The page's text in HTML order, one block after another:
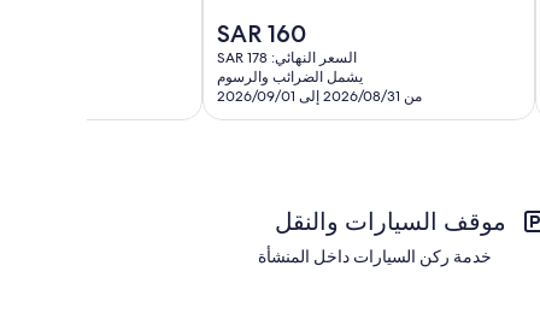
السعر
الحالي
هو
SAR
160
SAR 160
السعر النهائي: SAR 178
يشمل الضرائب والرسوم
من 2026/08/31 إلى 2026/09/01
موقف السيارات والنقل
خدمة ركن السيارات داخل المنشأة